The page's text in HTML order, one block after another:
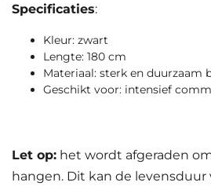
Specificaties:
Kleur: zwart
Lengte: 180 cm
Materiaal: sterk en duurzaam
Geschikt voor: intensief
Let op: het wordt afgeraden
hangen. Dit kan de levensduur